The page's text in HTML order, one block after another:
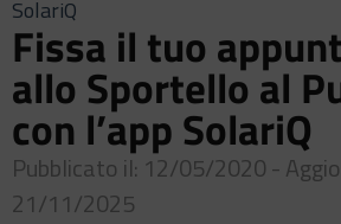
SolariQ
Fissa il tuo
allo Sportello al
con l’app SolariQ
Pubblicato il: 12/05/2020 -
21/11/2025